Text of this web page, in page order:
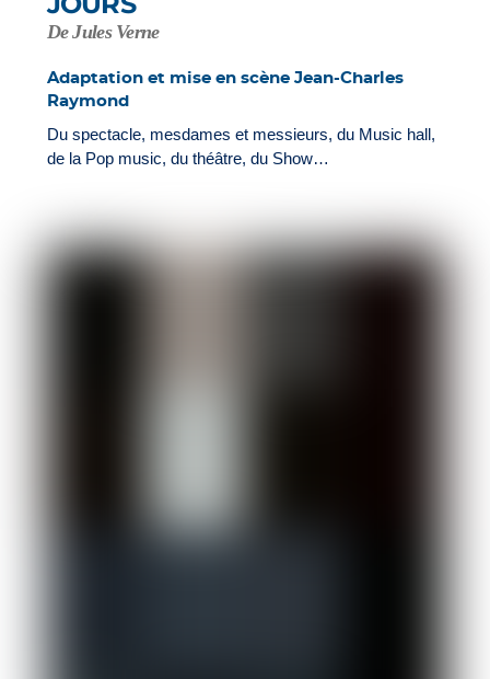
De Jules Verne
Adaptation et mise en scène Jean-Charles
Raymond
Du spectacle, mesdames et messieurs, du Music hall,
de la Pop music, du théâtre, du Show…